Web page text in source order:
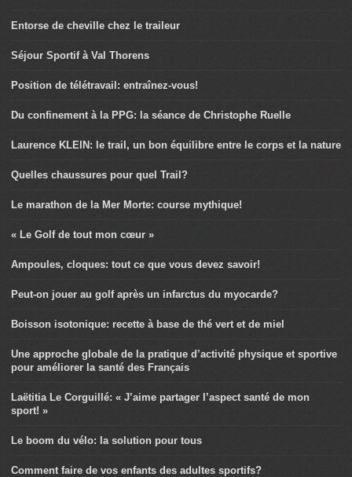
Entorse de cheville chez le traileur
Séjour Sportif à Val Thorens
Position de télétravail: entraînez-vous!
Du confinement à la PPG: la séance de Christophe Ruelle
Laurence KLEIN: le trail, un bon équilibre entre le corps et la nature
Quelles chaussures pour quel Trail?
Le marathon de la Mer Morte: course mythique!
« Le Golf de tout mon cœur »
Ampoules, cloques: tout ce que vous devez savoir!
Peut-on jouer au golf après un infarctus du myocarde?
Boisson isotonique: recette à base de thé vert et de miel
Une approche globale de la pratique d’activité physique et sportive
pour améliorer la santé des Français
Laëtitia Le Corguillé: « J’aime partager l’aspect santé de mon
sport! »
Le boom du vélo: la solution pour tous
Comment faire de vos enfants des adultes sportifs?